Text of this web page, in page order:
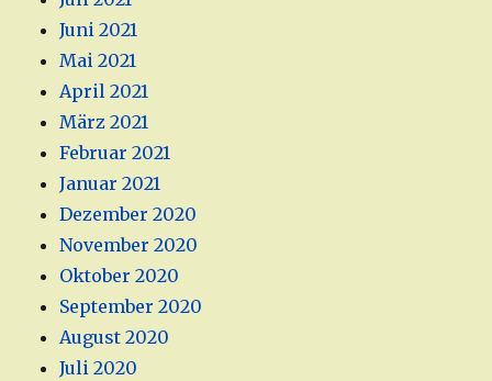
Juni 2021
Mai 2021
April 2021
März 2021
Februar 2021
Januar 2021
Dezember 2020
November 2020
Oktober 2020
September 2020
August 2020
Juli 2020